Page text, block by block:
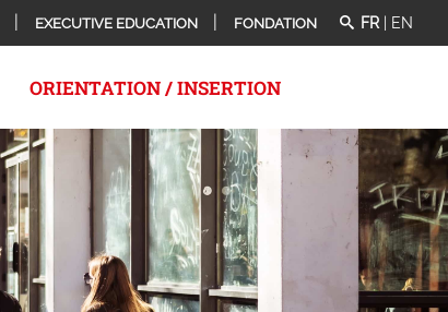
EXECUTIVE EDUCATION FONDATION FR EN
ORIENTATION / INSERTION